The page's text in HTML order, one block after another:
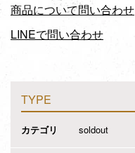
商品について問い合わせ
LINEで問い合わせ
TYPE
カテゴリ soldout